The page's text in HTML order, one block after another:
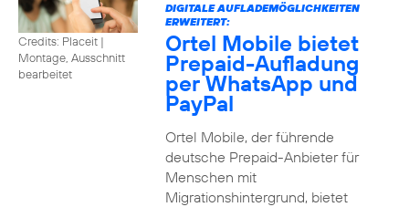
Credits: Placeit |
Montage, Ausschnitt
bearbeitet
DIGITALE AUFLADEMÖGLICHKEITEN
ERWEITERT:
Ortel Mobile bietet
Prepaid-Aufladung
per WhatsApp und
PayPal
Ortel Mobile, der führende
deutsche Prepaid-Anbieter für
Menschen mit
Migrationshintergrund, bietet